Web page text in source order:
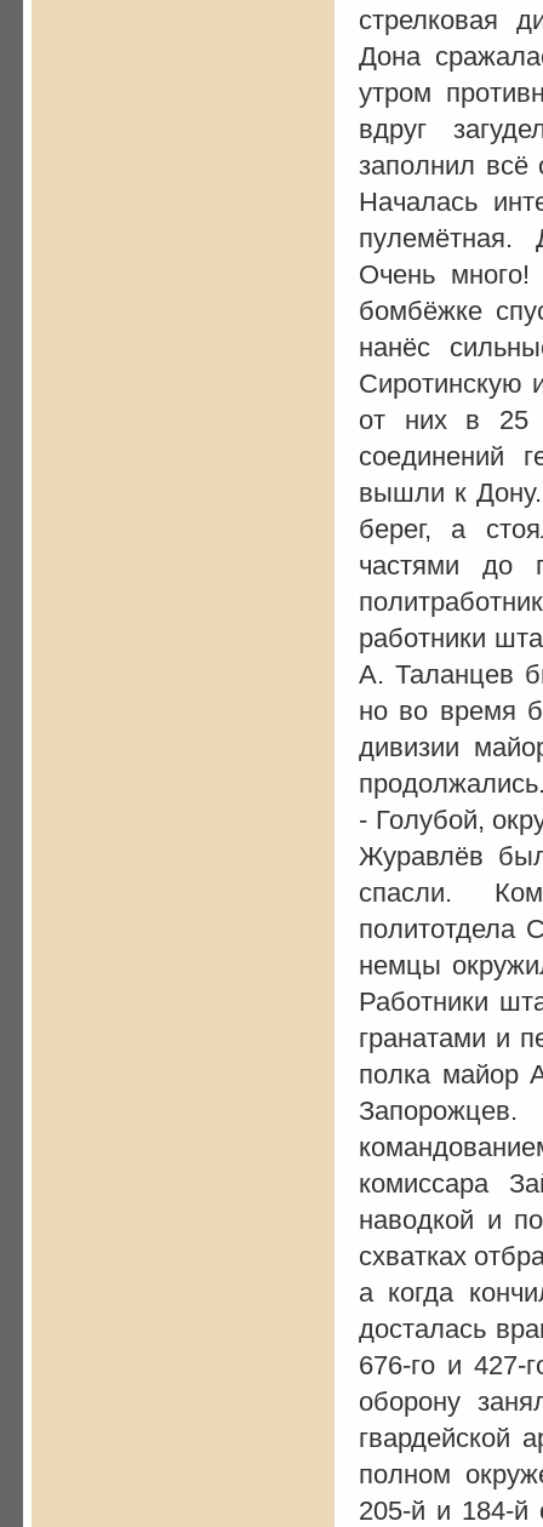
стрелковая
Дона
утром
вдруг
заполнил
Началась
пулемётная.
Очень
бомбёжке
нанёс
Сиротинскую
от них в 25
соединений
вышли к
берег, а
частями до
работники
А. Таланцев
но во время
дивизии
- Голубой,
Журавлёв
спасли.
политотдела
немцы
Работники
гранатами и
полка майор
комиссара
наводкой и
схватках
а когда
досталась
676-го и 427-
оборону
гвардейской
полном
205-й и 184-й